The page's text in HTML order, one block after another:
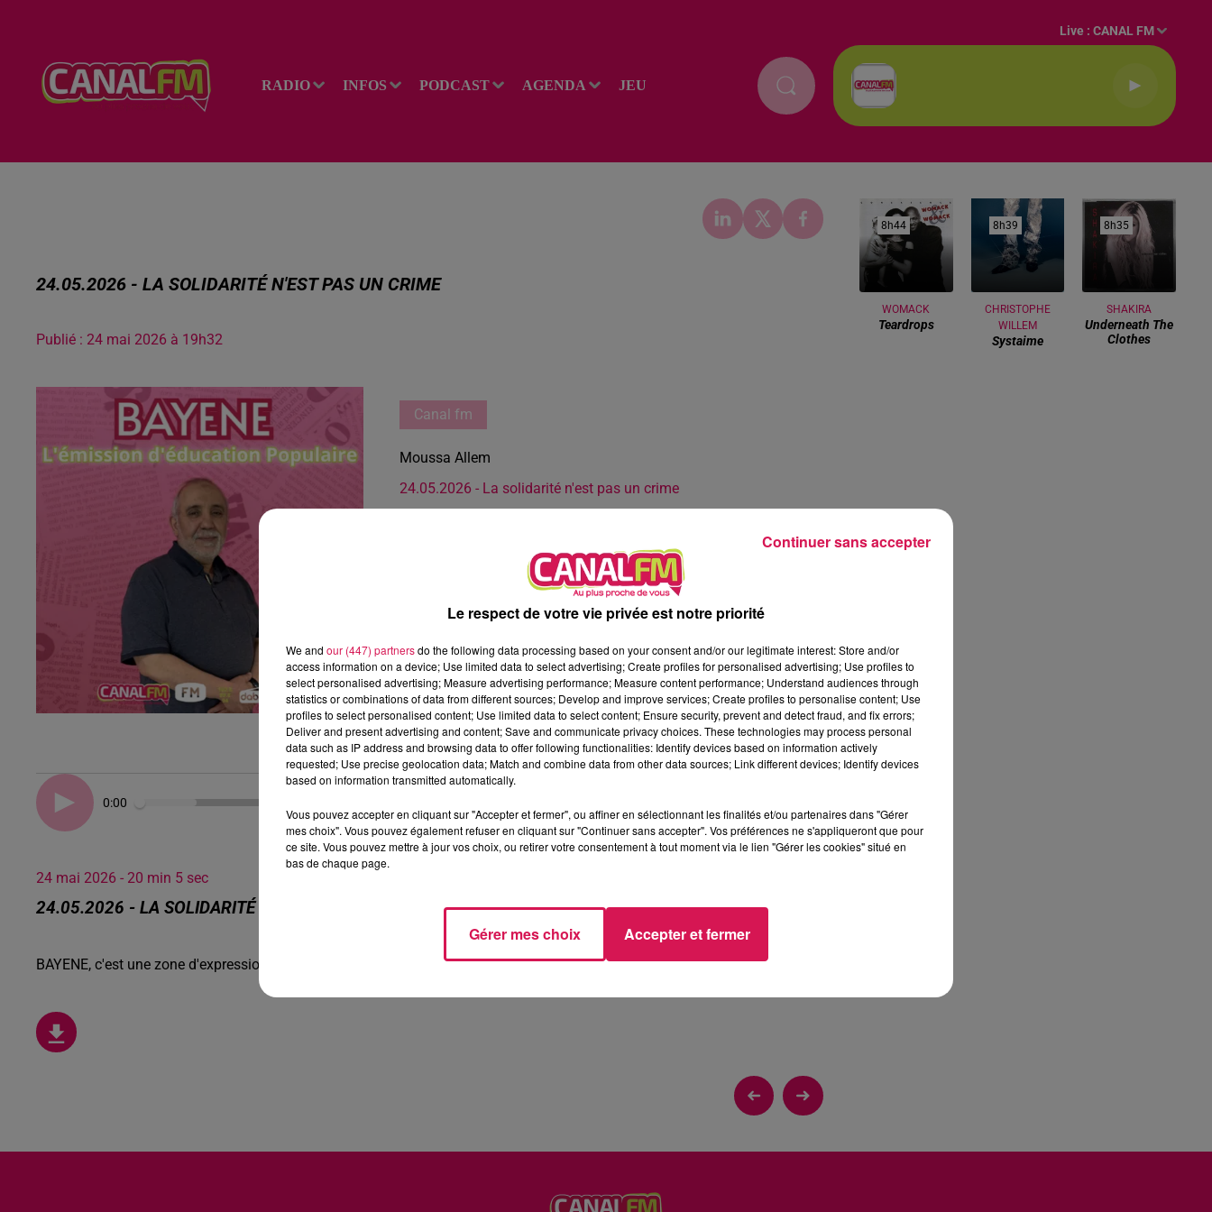
RADIO INFOS PODCAST AGENDA JEU
Live :CANAL FM
24.05.2026 - LA SOLIDARITÉ N'EST PAS UN CRIME
Publié : 24 mai 2026 à 19h32
Canal fm
Moussa Allem
24.05.2026 - La solidarité n'est pas un crime
0:00
24 mai 2026 - 20 min 5 sec
24.05.2026 - LA SOLIDARITÉ N'EST PAS UN CRIME
BAYENE, c'est une zone d'expression et d’éducation populaire dans une société multiculturelle
8h44
8h44
WOMACK
Teardrops
8h39
8h39
CHRISTOPHE
WILLEM
Systaime
8h35
8h35
SHAKIRA
Underneath The
Clothes
Le respect de votre vie privée est notre priorité
We and our (447) partnersdo the following data processing based on your consent and/or our legitimate interest: Store and/or
access information on a device; Use limited data to select advertising; Create profiles for personalised advertising; Use profiles to
select personalised advertising; Measure advertising performance; Measure content performance; Understand audiences through
statistics or combinations of data from different sources; Develop and improve services; Create profiles to personalise content; Use
profiles to select personalised content; Use limited data to select content; Ensure security, prevent and detect fraud, and fix errors;
Deliver and present advertising and content; Save and communicate privacy choices. These technologies may process personal
data such as IP address and browsing data to offer following functionalities: Identify devices based on information actively
requested; Use precise geolocation data; Match and combine data from other data sources; Link different devices; Identify devices
based on information transmitted automatically.
Vous pouvez accepter en cliquant sur "Accepter et fermer", ou affiner en sélectionnant les finalités et/ou partenaires dans "Gérer
mes choix". Vous pouvez également refuser en cliquant sur "Continuer sans accepter". Vos préférences ne s'appliqueront que pour
ce site. Vous pouvez mettre à jour vos choix, ou retirer votre consentement à tout moment via le lien "Gérer les cookies" situé en
bas de chaque page.
Gérer mes choix Accepter et fermer
Continuer sans accepter